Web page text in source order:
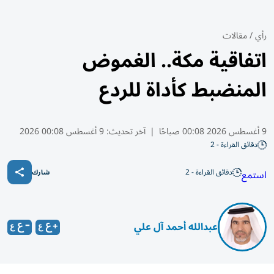
رأي/مقالات
اتفاقية مكة.. الغموض
المنضبط كأداة للردع
9 أغسطس 2026 00:08 صباحًا | آخر تحديث:9 أغسطس 00:08 2026
دقائق القراءة - 2
استمع دقائق القراءة - 2 شارك
عبدالله أحمد آل علي